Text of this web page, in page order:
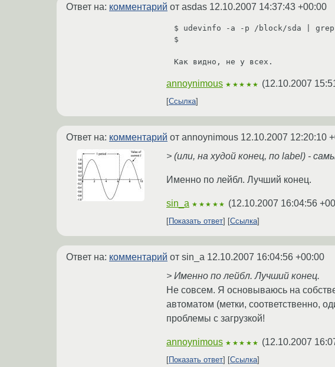
Ответ на: комментарий от asdas 12.10.2007 14:37:43 +00:00
$ udevinfo -a -p /block/sda |
$
Как видно, не у всех.
annoynimous ★★★★★ (12.10.2007
Ссылка
Ответ на: комментарий от annoynimous 12.10.2007 12:20:10
> (или, на худой конец, по label) -
Именно по лейбл. Лучший конец.
sin_a ★★★★★ (12.10.2007 16:04:56
Показать ответ Ссылка
Ответ на: комментарий от sin_a 12.10.2007 16:04:56 +00:00
> Именно по лейбл. Лучший конец.
Не совсем. Я основываюсь на
автоматом (метки, соответственно,
проблемы с загрузкой!
annoynimous ★★★★★ (12.10.2007
Показать ответ Ссылка